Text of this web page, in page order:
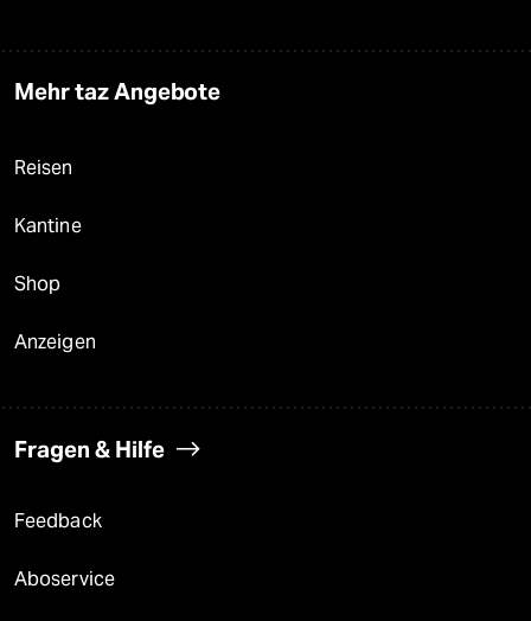
Mehr taz Angebote
Reisen
Kantine
Shop
Anzeigen
Fragen & Hilfe
Feedback
Aboservice